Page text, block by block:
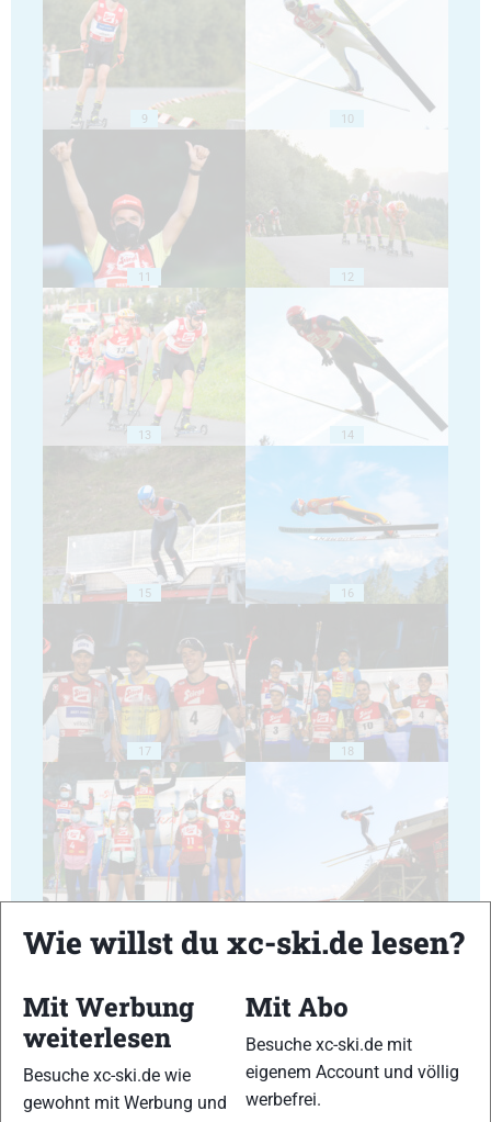
9 10
11 12
13 14
15 16
17 18
21 22
Wie willst du xc-ski.de lesen?
Mit Werbung
weiterlesen
Besuche xc-ski.de wie
gewohnt mit Werbung und
Mit Abo
Besuche xc-ski.de mit
eigenem Account und völlig
werbefrei.